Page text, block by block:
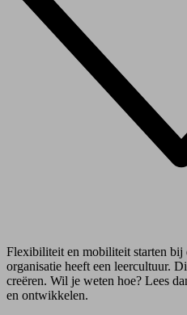
Flexibiliteit en mobiliteit starten
organisatie heeft een leercultuur.
creëren. Wil je weten hoe? Lees
en ontwikkelen.